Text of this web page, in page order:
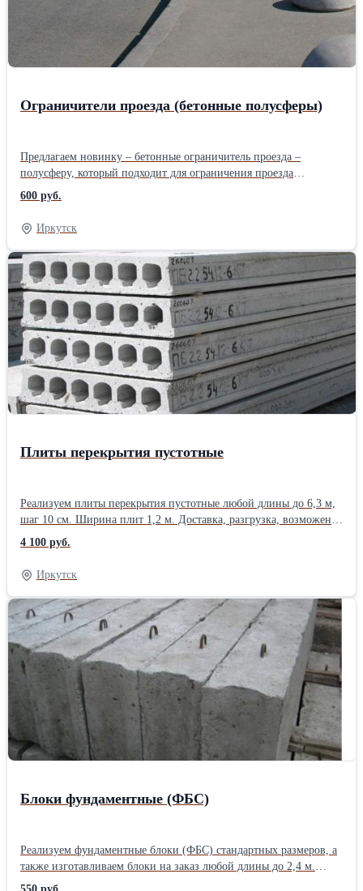
Ограничители проезда (бетонные полусферы)
Предлагаем новинку – бетонные ограничитель проезда –
полусферу, который подходит для ограничения проезда
автотранспорта на пешеходных зонах и тротуарах. Полусферы из
бетона применяются на автостоянках торговых, складских и
выставочных комплексов, АЗС, в жилых дворах, парках, на
тротуарах, площадях, перед административными и жилыми
зданиями, на территориях государственных образовательных и
оздоровительных учреждений, вдоль автодорог и магистралей.
Монтаж полусфер не требует проведения "грязных" работ с
порчей поверхности тротуара или дорожного полотна.
Полусферы могут быть окрашены по Вашему желанию в любой
цвет. Размер 50 см х 23 см. Доставка.Производитель:
Собственное производство
600 руб.
Иркутск
Плиты перекрытия пустотные
Реализуем плиты перекрытия пустотные любой длины до 6,3 м,
шаг 10 см. Ширина плит 1,2 м. Доставка, разгрузка, возможен
монтаж.Производитель: Собственное производство
4 100 руб.
Иркутск
Блоки фундаментные (ФБС)
Реализуем фундаментные блоки (ФБС) стандартных размеров, а
также изготавливаем блоки на заказ любой длины до 2,4 м.
Собственное производство, гарантия качества. Доставка,